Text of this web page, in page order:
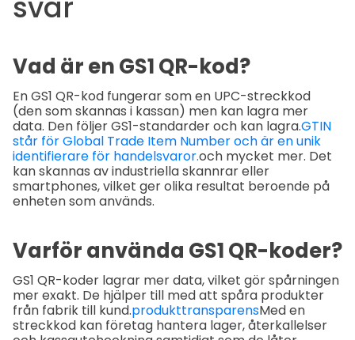
Vad är en GS1 QR-kod?
En GS1 QR-kod fungerar som en UPC-streckkod
(den som skannas i kassan) men kan lagra mer
data. Den följer GS1-standarder och kan lagra.GTIN
står för Global Trade Item Number och är en unik
identifierare för handelsvaror.och mycket mer. Det
kan skannas av industriella skannrar eller
smartphones, vilket ger olika resultat beroende på
enheten som används.
Varför använda GS1 QR-koder?
GS1 QR-koder lagrar mer data, vilket gör spårningen
mer exakt. De hjälper till med att spåra produkter
från fabrik till kund.produkttransparensMed en
streckkod kan företag hantera lager, återkallelser